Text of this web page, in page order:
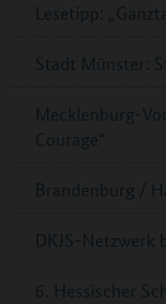
Lesetipp:
Stadt Münster:
Mecklenburg-
Courage“
Brandenburg /
DKJS-Netzwerk
6. Hessischer